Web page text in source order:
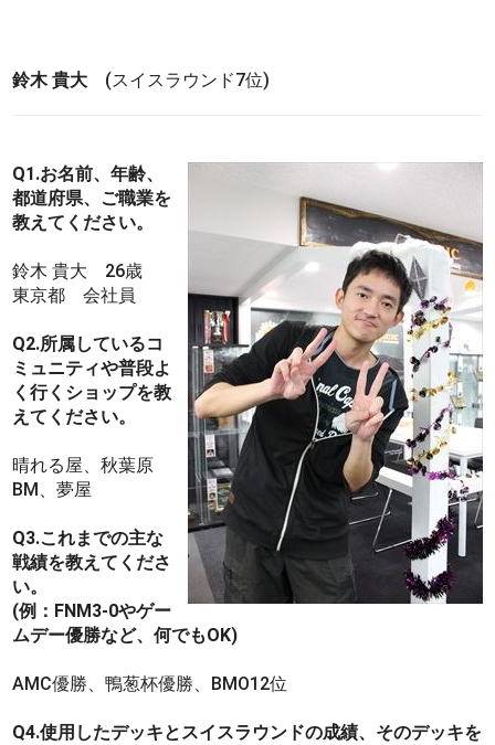
鈴木 貴大 (スイスラウンド7位)
Q1.お名前、年齢、
都道府県、ご職業を
教えてください。
鈴木 貴大 26歳
東京都 会社員
Q2.所属しているコ
ミュニティや普段よ
く行くショップを教
えてください。
晴れる屋、秋葉原
BM、夢屋
Q3.これまでの主な
戦績を教えてくださ
い。
(例：FNM3-0やゲー
ムデー優勝など、何でもOK)
AMC優勝、鴨葱杯優勝、BMO12位
Q4.使用したデッキとスイスラウンドの成績、そのデッキを